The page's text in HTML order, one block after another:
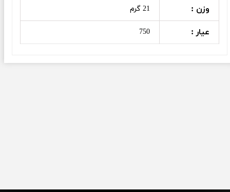
وزن : 21 گرم
عیار : 750